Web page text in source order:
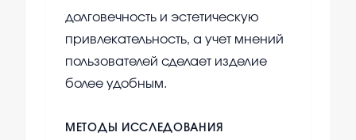
долговечность и эстетическую
привлекательность, а учет мнений
пользователей сделает изделие
более удобным.
МЕТОДЫ ИССЛЕДОВАНИЯ